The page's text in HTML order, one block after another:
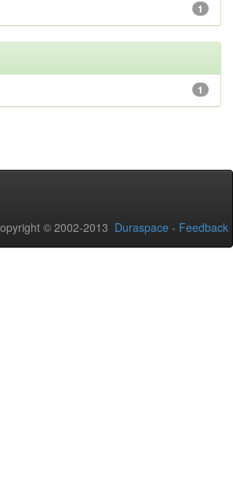
1
1
© 2002-2013 Duraspace - Feedback